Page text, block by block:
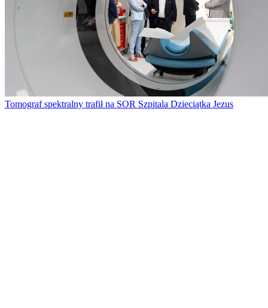
Tomograf spektralny trafił na SOR Szpitala Dzieciątka Jezus